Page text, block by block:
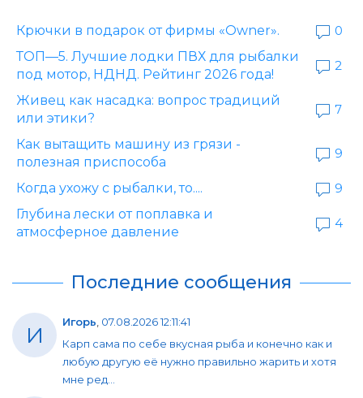
Крючки в подарок от фирмы «Owner».
0
ТОП—5. Лучшие лодки ПВХ для рыбалки
под мотор, НДНД. Рейтинг 2026 года!
2
Живец как насадка: вопрос традиций
или этики?
7
Как вытащить машину из грязи -
полезная приспособа
9
Когда ухожу с рыбалки, то....
9
Глубина лески от поплавка и
атмосферное давление
4
Последние сообщения
И Игорь, 07.08.2026 12:11:41
Карп сама по себе вкусная рыба и конечно как и
любую другую её нужно правильно жарить и хотя
мне ред...